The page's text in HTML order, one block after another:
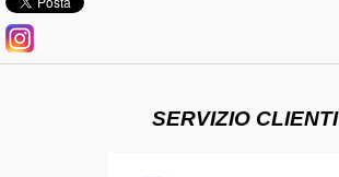
SERVIZIO CLIENTI